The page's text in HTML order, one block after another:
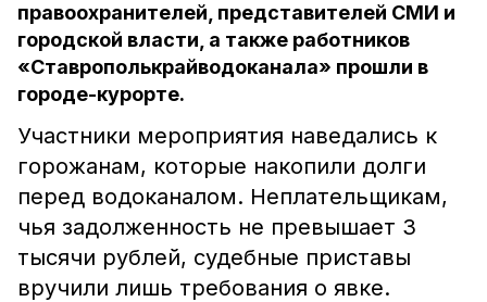
правоохранителей, представителей СМИ и
городской власти, а также работников
«Ставрополькрайводоканала» прошли в
городе-курорте.
Участники мероприятия наведались к
горожанам, которые накопили долги
перед водоканалом. Неплательщикам,
чья задолженность не превышает 3
тысячи рублей, судебные приставы
вручили лишь требования о явке.